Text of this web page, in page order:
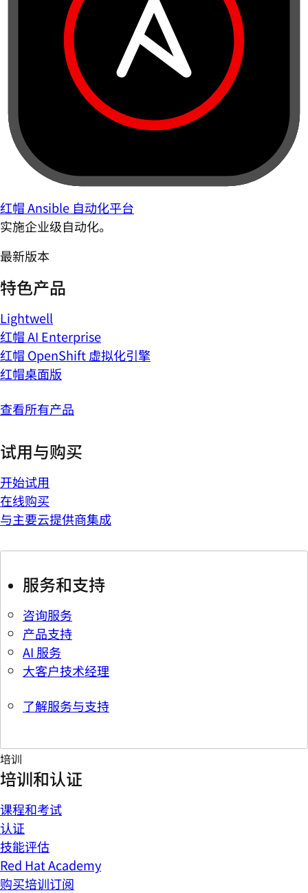
红帽 Ansible 自动化平台
实施企业级自动化。
最新版本
特色产品
Lightwell
红帽 AI Enterprise
红帽 OpenShift 虚拟化引擎
红帽桌面版
查看所有产品
试用与购买
开始试用
在线购买
与主要云提供商集成
服务和支持
咨询服务
产品支持
AI 服务
大客户技术经理
了解服务与支持
培训
培训和认证
课程和考试
认证
技能评估
Red Hat Academy
购买培训订阅